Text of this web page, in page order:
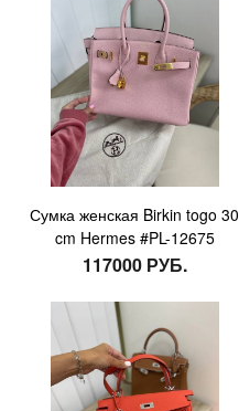
Сумка женская Birkin togo 30
cm Hermes #PL-12675
117000 РУБ.